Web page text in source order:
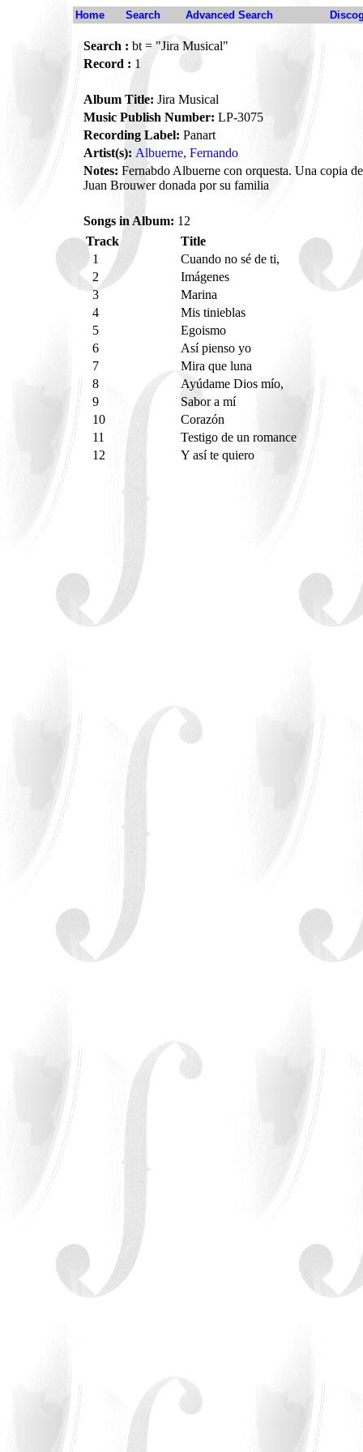
Home Search Advanced Search
Search : bt = "Jira Musical"
Record : 1
Album Title: Jira Musical
Music Publish Number: LP-3075
Recording Label: Panart
Artist(s): Albuerne, Fernando
Notes: Fernabdo Albuerne con orquesta. Una copia
Juan Brouwer donada por su familia
Songs in Album: 12
Track
Title
1
Cuando no sé de ti,
2
Imágenes
3
Marina
4
Mis tinieblas
5
Egoismo
6
Así pienso yo
7
Mira que luna
8
Ayúdame Dios mío,
9
Sabor a mí
10
Corazón
11
Testigo de un romance
12
Y así te quiero